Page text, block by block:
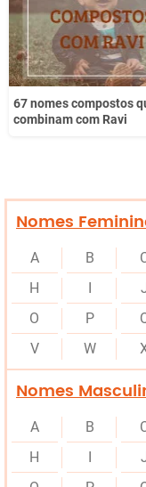
67 nomes compostos
combinam com Ravi
Nomes
A B
H
I
O
P
V
W
Nomes
A B
H
I